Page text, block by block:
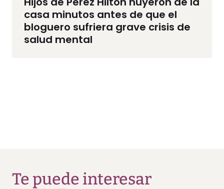
casa minutos antes de que el
bloguero sufriera grave crisis de
salud mental
Te puede interesar